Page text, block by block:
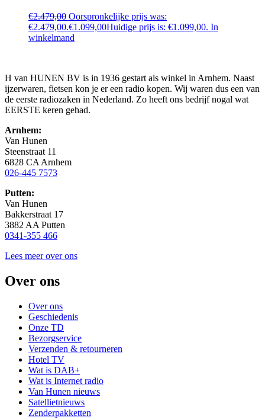
€2.479,00 Oorspronkelijke prijs was:
€2.479,00.€1.099,00Huidige prijs is: €1.099,00. In
winkelmand
H van HUNEN BV is in 1936 gestart als winkel in Arnhem. Naast
ijzerwaren, fietsen kon je er een radio kopen. Wij waren dus een van
de eerste radiozaken in Nederland. Zo heeft ons bedrijf nogal wat
EERSTE keren gehad.
Arnhem:
Van Hunen
Steenstraat 11
6828 CA Arnhem
026-445 7573
Putten:
Van Hunen
Bakkerstraat 17
3882 AA Putten
0341-355 466
Lees meer over ons
Over ons
Over ons
Geschiedenis
Onze TD
Bezorgservice
Verzenden & retourneren
Hotel TV
Wat is DAB+
Wat is Internet radio
Van Hunen nieuws
Satellietnieuws
Zenderpakketten